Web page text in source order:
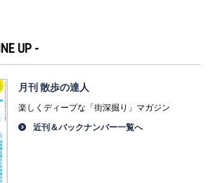
UP -
月刊 散歩の達人
楽しくディープな「街深掘り」マガジン
近刊＆バックナンバー一覧へ